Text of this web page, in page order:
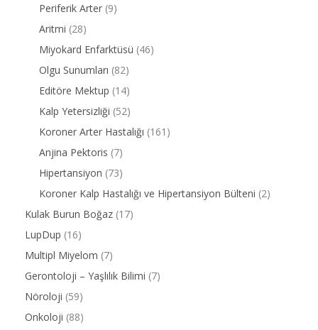
Periferik Arter (9)
Aritmi (28)
Miyokard Enfarktüsü (46)
Olgu Sunumları (82)
Editöre Mektup (14)
Kalp Yetersizliği (52)
Koroner Arter Hastalığı (161)
Anjina Pektoris (7)
Hipertansiyon (73)
Koroner Kalp Hastalığı ve Hipertansiyon Bülteni (2)
Kulak Burun Boğaz (17)
LupDup (16)
Multipl Miyelom (7)
Gerontoloji – Yaşlılık Bilimi (7)
Nöroloji (59)
Onkoloji (88)